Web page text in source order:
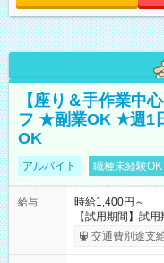
【座り＆手作業中
フ ★副業OK ★週1
OK
アルバイト 職種未経験OK
給与
時給1,400円～
【試用期間】試
給与は本採用時と
交通費別途支